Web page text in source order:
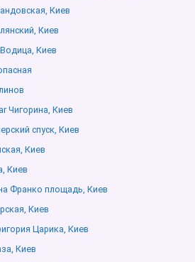
Киев
Киев
Киев
Чигорина, Киев
спуск, Киев
Киев
Киев
Франко площадь, Киев
Киев
Царика, Киев
Киев